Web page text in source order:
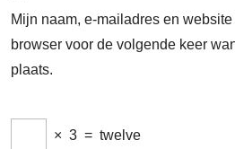
Mijn naam, e-mailadres en
browser voor de volgende keer
plaats.
× 3 = twelve